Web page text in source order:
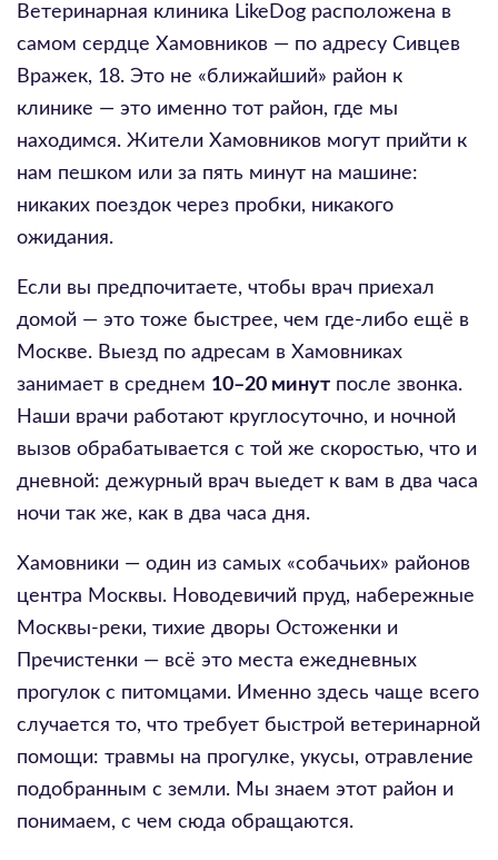
Ветеринарная клиника LikeDog расположена в
самом сердце Хамовников — по адресу Сивцев
Вражек, 18. Это не «ближайший» район к
клинике — это именно тот район, где мы
находимся. Жители Хамовников могут прийти к
нам пешком или за пять минут на машине:
никаких поездок через пробки, никакого
ожидания.
Если вы предпочитаете, чтобы врач приехал
домой — это тоже быстрее, чем где-либо ещё в
Москве. Выезд по адресам в Хамовниках
занимает в среднем 10–20 минут после звонка.
Наши врачи работают круглосуточно, и ночной
вызов обрабатывается с той же скоростью, что и
дневной: дежурный врач выедет к вам в два часа
ночи так же, как в два часа дня.
Хамовники — один из самых «собачьих» районов
центра Москвы. Новодевичий пруд, набережные
Москвы-реки, тихие дворы Остоженки и
Пречистенки — всё это места ежедневных
прогулок с питомцами. Именно здесь чаще всего
случается то, что требует быстрой ветеринарной
помощи: травмы на прогулке, укусы, отравление
подобранным с земли. Мы знаем этот район и
понимаем, с чем сюда обращаются.